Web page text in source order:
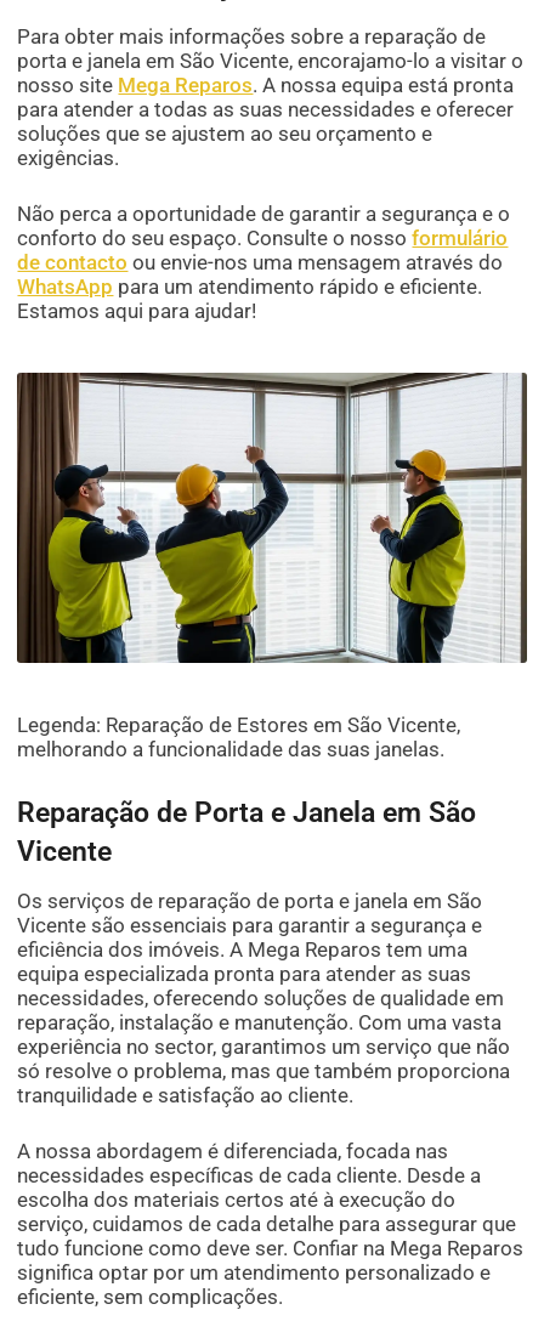
Para obter mais informações sobre a reparação de
porta e janela em São Vicente, encorajamo-lo a visitar o
nosso site Mega Reparos. A nossa equipa está pronta
para atender a todas as suas necessidades e oferecer
soluções que se ajustem ao seu orçamento e
exigências.
Não perca a oportunidade de garantir a segurança e o
conforto do seu espaço. Consulte o nossoformulário
de contacto ou envie-nos uma mensagem através do
WhatsApp para um atendimento rápido e eficiente.
Estamos aqui para ajudar!
Legenda: Reparação de Estores em São Vicente,
melhorando a funcionalidade das suas janelas.
Reparação de Porta e Janela em São
Vicente
Os serviços de reparação de porta e janela em São
Vicente são essenciais para garantir a segurança e
eficiência dos imóveis. A Mega Reparos tem uma
equipa especializada pronta para atender as suas
necessidades, oferecendo soluções de qualidade em
reparação, instalação e manutenção. Com uma vasta
experiência no sector, garantimos um serviço que não
só resolve o problema, mas que também proporciona
tranquilidade e satisfação ao cliente.
A nossa abordagem é diferenciada, focada nas
necessidades específicas de cada cliente. Desde a
escolha dos materiais certos até à execução do
serviço, cuidamos de cada detalhe para assegurar que
tudo funcione como deve ser. Confiar na Mega Reparos
significa optar por um atendimento personalizado e
eficiente, sem complicações.